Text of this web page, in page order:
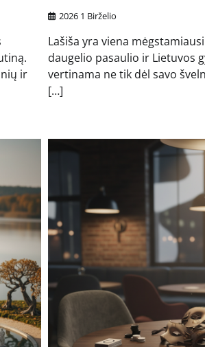
ir
2026 1 Birželio
Lašiša yra viena
daugelio pasaulio ir Lietuvos
vertinama ne tik dėl savo
[…]